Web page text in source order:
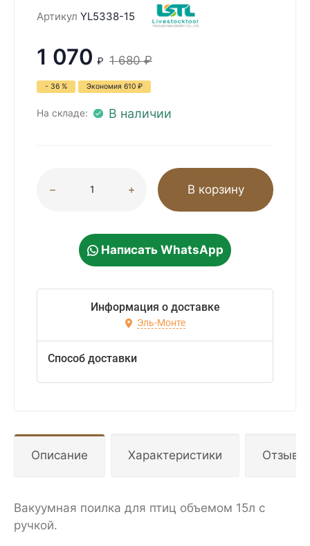
Артикул YL5338-15
1 070 ₽ 1 680 ₽
- 36 % Экономия 610 ₽
На складе: В наличии
В корзину
Написать WhatsApp
Информация о доставке
Эль-Монте
Способ доставки
Описание Характеристики
Вакуумная поилка для птиц объемом 15л с
ручкой.